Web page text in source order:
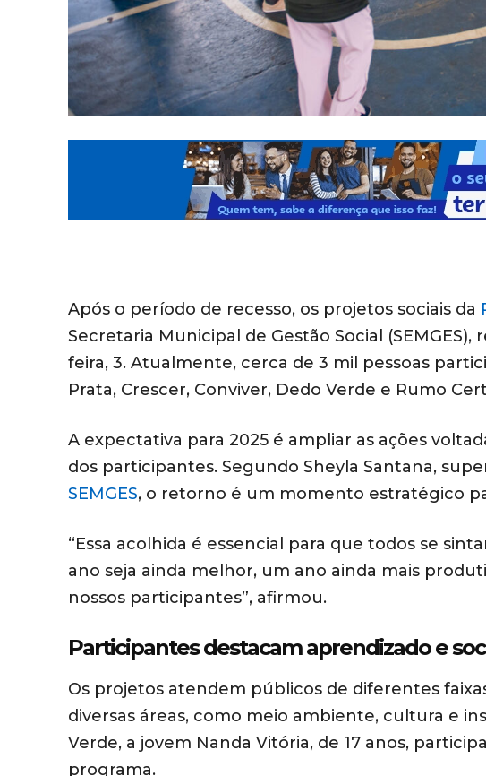
Após o período de recesso, os projetos sociais da
Secretaria Municipal de Gestão Social
feira, 3. Atualmente, cerca de 3 mil pessoas
Prata, Crescer, Conviver, Dedo Verde e Rumo
A expectativa para 2025 é ampliar as ações
dos participantes. Segundo Sheyla Santana,
SEMGES, o retorno é um momento estratégico
“Essa acolhida é essencial para que todos se
ano seja ainda melhor, um ano ainda mais
nossos participantes”, afirmou.
Participantes destacam aprendizado e
Os projetos atendem públicos de diferentes
diversas áreas, como meio ambiente, cultura e
Verde, a jovem Nanda Vitória, de 17 anos,
programa.